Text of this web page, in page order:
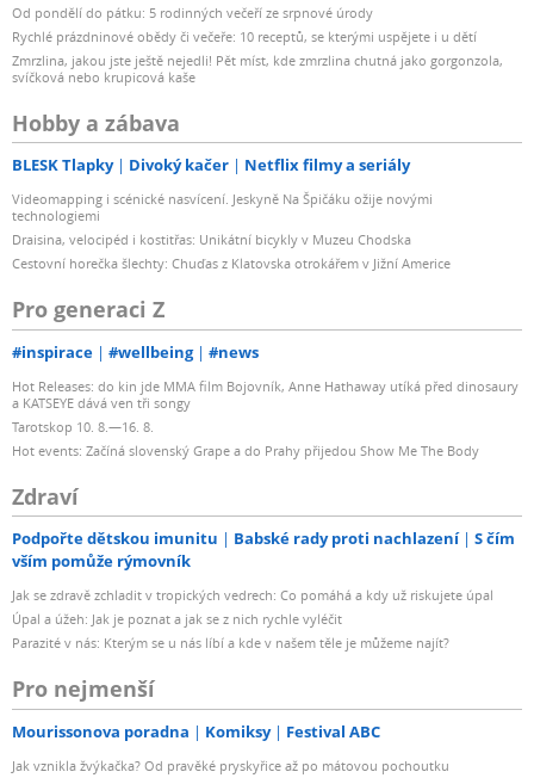
Od pondělí do pátku: 5 rodinných večeří ze srpnové úrody
Rychlé prázdninové obědy či večeře: 10 receptů, se kterými uspějete i u dětí
Zmrzlina, jakou jste ještě nejedli! Pět míst, kde zmrzlina chutná jako gorgonzola,
svíčková nebo krupicová kaše
Hobby a zábava
BLESK Tlapky Divoký kačer Netflix filmy a seriály
Videomapping i scénické nasvícení. Jeskyně Na Špičáku ožije novými
technologiemi
Draisina, velocipéd i kostitřas: Unikátní bicykly v Muzeu Chodska
Cestovní horečka šlechty: Chuďas z Klatovska otrokářem v Jižní Americe
Pro generaci Z
#inspirace #wellbeing #news
Hot Releases: do kin jde MMA film Bojovník, Anne Hathaway utíká před dinosaury
a KATSEYE dává ven tři songy
Tarotskop 10. 8.—16. 8.
Hot events: Začíná slovenský Grape a do Prahy přijedou Show Me The Body
Zdraví
Podpořte dětskou imunitu Babské rady proti nachlazení
S čím
vším pomůže rýmovník
Jak se zdravě zchladit v tropických vedrech: Co pomáhá a kdy už riskujete úpal
Úpal a úžeh: Jak je poznat a jak se z nich rychle vyléčit
Parazité v nás: Kterým se u nás líbí a kde v našem těle je můžeme najít?
Pro nejmenší
Mourissonova poradna Komiksy Festival ABC
Jak vznikla žvýkačka? Od pravěké pryskyřice až po mátovou pochoutku